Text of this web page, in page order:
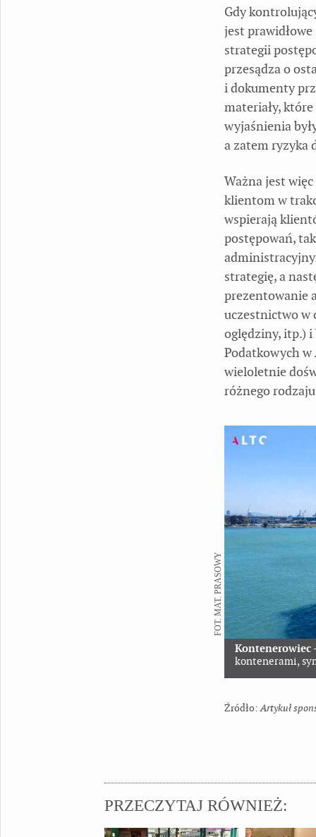
Gdy
jest
strategii
przesądza o
i dokumenty
materiały,
wyjaśnienia
a zatem ryzyka
Ważna jest
klientom w
wspierają
postępowań,
strategię, a
prezentowanie
uczestnictwo w
oględziny, itp.) i
Podatkowych w
wieloletnie
różnego
Kontenerowiec
kontenerami,
FOT. MAT. PRASOWY
Artykuł
PRZECZYTAJ RÓWNIEŻ: